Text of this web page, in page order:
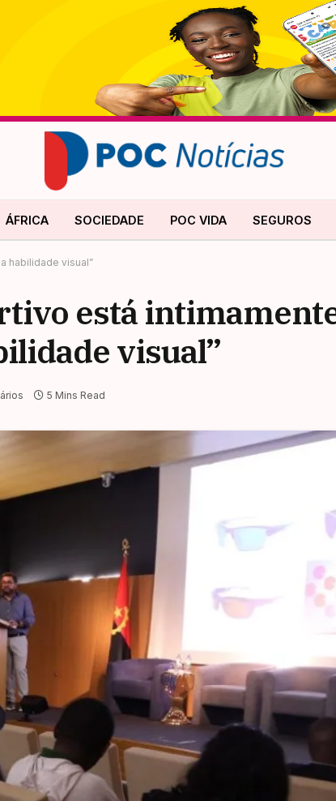
ÁFRICA SOCIEDADE POC VIDA SEGUROS
habilidade visual”
está
visual”
5 Mins Read